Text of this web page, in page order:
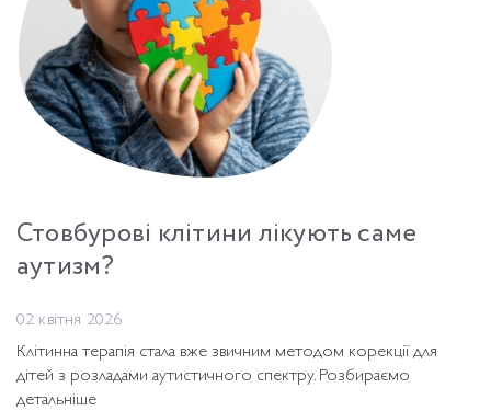
Стовбурові клітини лікують саме
аутизм?
02 квітня 2026
Клітинна терапія стала вже звичним методом корекції для
дітей з розладами аутистичного спектру. Розбираємо
детальніше